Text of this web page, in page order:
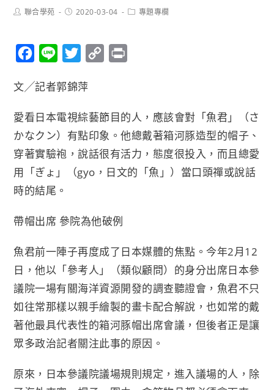
聯合學苑 2020-03-04 專題專欄
c
b
o
o
k
n
i
t
e
r
L
i
n
k
t
文╱記者郭錦萍
愛看日本電視綜藝節目的人，應該會對「魚君」（さ
かなクン）有點印象。他總戴著箱河豚造型的帽子、
穿著實驗袍，說話很有活力，態度很投入，而且總愛
用「ぎょ」（gyo，日文的「魚」）當口頭禪或說話
時的結尾。
帶帽出席 參院為他破例
魚君前一陣子再度成了日本媒體的焦點。今年2月12
日，他以「參考人」（類似顧問）的身分出席日本參
議院一場有關海洋資源開發的調查聽證會，魚君不只
如往常那樣以親手繪製的畫卡配合解說，也如常的戴
著他最具代表性的箱河豚帽出席會議，但後者正是讓
眾多政治記者關注此事的原因。
原來，日本參議院議場規則規定，進入議場的人，除